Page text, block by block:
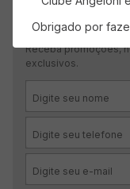
CADASTRE-SE
Receba promoções,
exclusivos.
Obrigado por